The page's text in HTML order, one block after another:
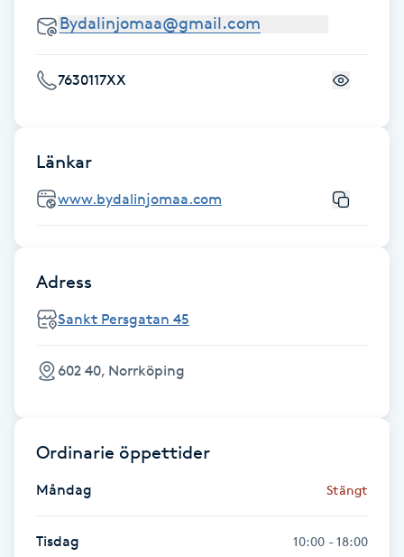
Färgning
Föning
Gelenaglar
Gellack
Gravidmassage
Gruppträning
Gua Sha-massage
7630117XX
Länkar
www.bydalinjomaa.com
Adress
Sankt Persgatan 45
602 40, Norrköping
Ordinarie öppettider
Måndag Stängt
Tisdag 10:00 - 18:00